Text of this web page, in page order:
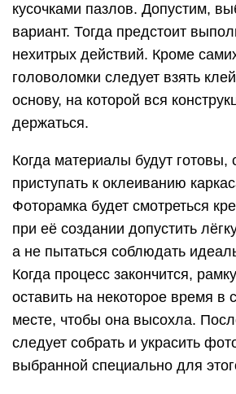
кусочками пазлов. Допустим,
вариант. Тогда предстоит
нехитрых действий. Кроме
головоломки следует взять
основу, на которой вся
держаться.
Когда материалы будут готовы,
приступать к оклеиванию
Фоторамка будет смотреться
при её создании допустить
а не пытаться соблюдать
Когда процесс закончится,
оставить на некоторое время в
месте, чтобы она высохла.
следует собрать и украсить
выбранной специально для